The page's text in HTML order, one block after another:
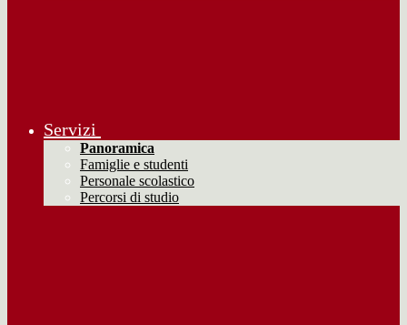
Servizi
Panoramica
Famiglie e studenti
Personale scolastico
Percorsi di studio